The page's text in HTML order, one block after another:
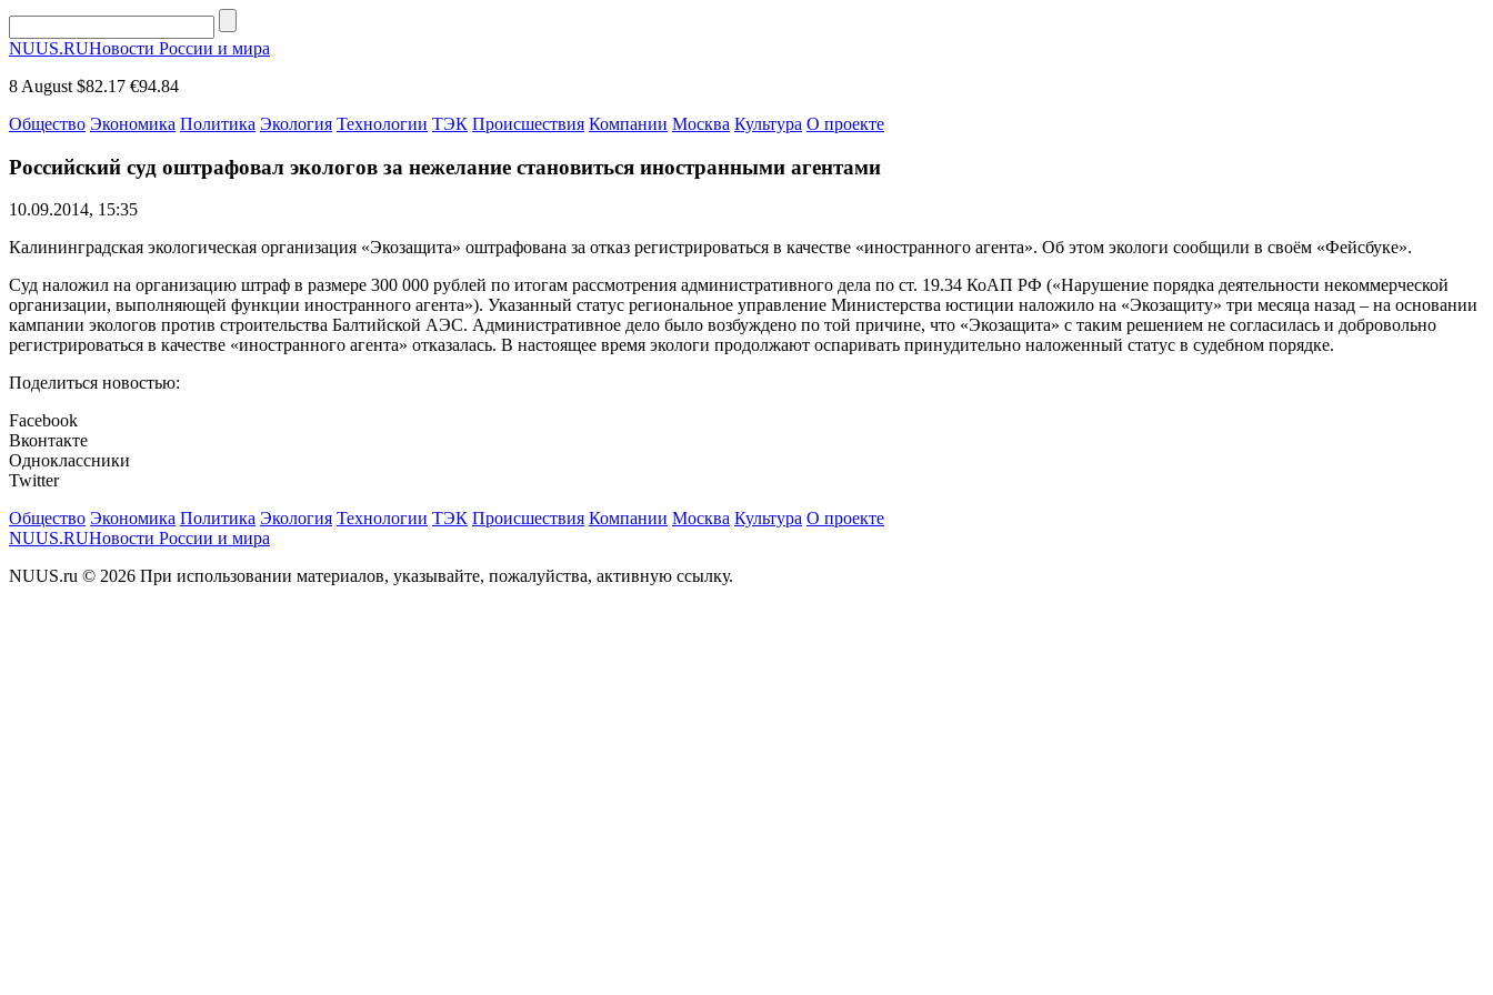
NUUS.RUНовости России и мира
8 August $82.17 €94.84
Общество Экономика Политика Экология Технологии ТЭК Происшествия Компании Москва Культура О проекте
Российский суд оштрафовал экологов за нежелание становиться иностранными агентами
10.09.2014, 15:35
Калининградская экологическая организация «Экозащита» оштрафована за отказ регистрироваться в качестве «иностранного агента». Об этом экологи сообщили в своём «Фейсбуке».
Суд наложил на организацию штраф в размере 300 000 рублей по итогам рассмотрения административного дела по ст. 19.34 КоАП РФ («Нарушение порядка деятельности некоммерческой
организации, выполняющей функции иностранного агента»). Указанный статус региональное управление Министерства юстиции наложило на «Экозащиту» три месяца назад – на основании
кампании экологов против строительства Балтийской АЭС. Административное дело было возбуждено по той причине, что «Экозащита» с таким решением не согласилась и добровольно
регистрироваться в качестве «иностранного агента» отказалась. В настоящее время экологи продолжают оспаривать принудительно наложенный статус в судебном порядке.
Поделиться новостью:
Facebook
Вконтакте
Одноклассники
Twitter
Общество Экономика Политика Экология Технологии ТЭК Происшествия Компании Москва Культура О проекте
NUUS.RUНовости России и мира
NUUS.ru © 2026 При использовании материалов, указывайте, пожалуйства, активную ссылку.